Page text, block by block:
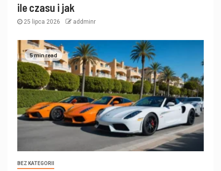
ile czasu i jak
25 lipca 2026 addminr
5 min read
BEZ KATEGORII